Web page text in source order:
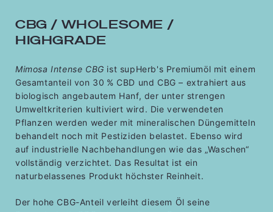
CBG / WHOLESOME /
HIGHGRADE
Mimosa Intense CBG ist supHerb's Premiumöl mit einem
Gesamtanteil von 30 % CBD und CBG – extrahiert aus
biologisch angebautem Hanf, der unter strengen
Umweltkriterien kultiviert wird. Die verwendeten
Pflanzen werden weder mit mineralischen Düngemitteln
behandelt noch mit Pestiziden belastet. Ebenso wird
auf industrielle Nachbehandlungen wie das „Waschen“
vollständig verzichtet. Das Resultat ist ein
naturbelassenes Produkt höchster Reinheit.
Der hohe CBG-Anteil verleiht diesem Öl seine